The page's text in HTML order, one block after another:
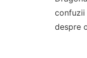
confuzii
despre